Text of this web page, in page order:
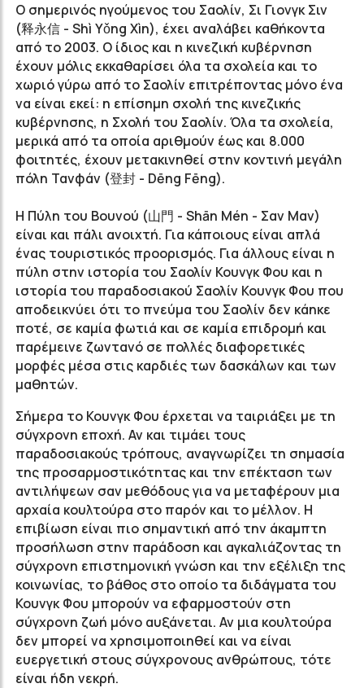
Ο σημερινός ηγούμενος του Σαολίν, Σι Γιονγκ Σιν
(释永信 - Shì Yǒng Xìn), έχει αναλάβει καθήκοντα
από το 2003. Ο ίδιος και η κινεζική κυβέρνηση
έχουν μόλις εκκαθαρίσει όλα τα σχολεία και το
χωριό γύρω από το Σαολίν επιτρέποντας μόνο ένα
να είναι εκεί: η επίσημη σχολή της κινεζικής
κυβέρνησης, η Σχολή του Σαολίν. Όλα τα σχολεία,
μερικά από τα οποία αριθμούν έως και 8.000
φοιτητές, έχουν μετακινηθεί στην κοντινή μεγάλη
πόλη Τανφάν (登封 - Dēng Fēng).
Η Πύλη του Βουνού (山門 - Shān Mén - Σαν Μαν)
είναι και πάλι ανοιχτή. Για κάποιους είναι απλά
ένας τουριστικός προορισμός. Για άλλους είναι η
πύλη στην ιστορία του Σαολίν Κουνγκ Φου και η
ιστορία του παραδοσιακού Σαολίν Κουνγκ Φου που
αποδεικνύει ότι το πνεύμα του Σαολίν δεν κάηκε
ποτέ, σε καμία φωτιά και σε καμία επιδρομή και
παρέμεινε ζωντανό σε πολλές διαφορετικές
μορφές μέσα στις καρδιές των δασκάλων και των
μαθητών.
Σήμερα το Κουνγκ Φου έρχεται να ταιριάξει με τη
σύγχρονη εποχή. Αν και τιμάει τους
παραδοσιακούς τρόπους, αναγνωρίζει τη σημασία
της προσαρμοστικότητας και την επέκταση των
αντιλήψεων σαν μεθόδους για να μεταφέρουν μια
αρχαία κουλτούρα στο παρόν και το μέλλον. Η
επιβίωση είναι πιο σημαντική από την άκαμπτη
προσήλωση στην παράδοση και αγκαλιάζοντας τη
σύγχρονη επιστημονική γνώση και την εξέλιξη της
κοινωνίας, το βάθος στο οποίο τα διδάγματα του
Κουνγκ Φου μπορούν να εφαρμοστούν στη
σύγχρονη ζωή μόνο αυξάνεται. Αν μια κουλτούρα
δεν μπορεί να χρησιμοποιηθεί και να είναι
ευεργετική στους σύγχρονους ανθρώπους, τότε
είναι ήδη νεκρή.